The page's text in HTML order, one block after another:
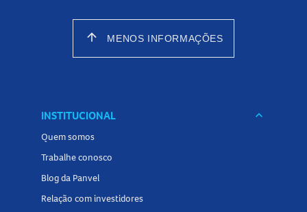
arrow_upward MENOS INFORMAÇÕES
INSTITUCIONAL keyboard_arrow_down
Quem somos
Trabalhe conosco
Blog da Panvel
Relação com investidores